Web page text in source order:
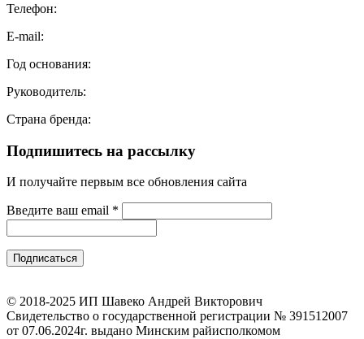
Телефон:
E-mail:
Год основания:
Руководитель:
Страна бренда:
Подпишитесь на рассылку
И получайте первым все обновления сайта
Введите ваш email *
© 2018-2025 ИП Шавеко Андрей Викторович
Свидетельство о государственной регистрации № 391512007
от 07.06.2024г. выдано Минским райисполкомом